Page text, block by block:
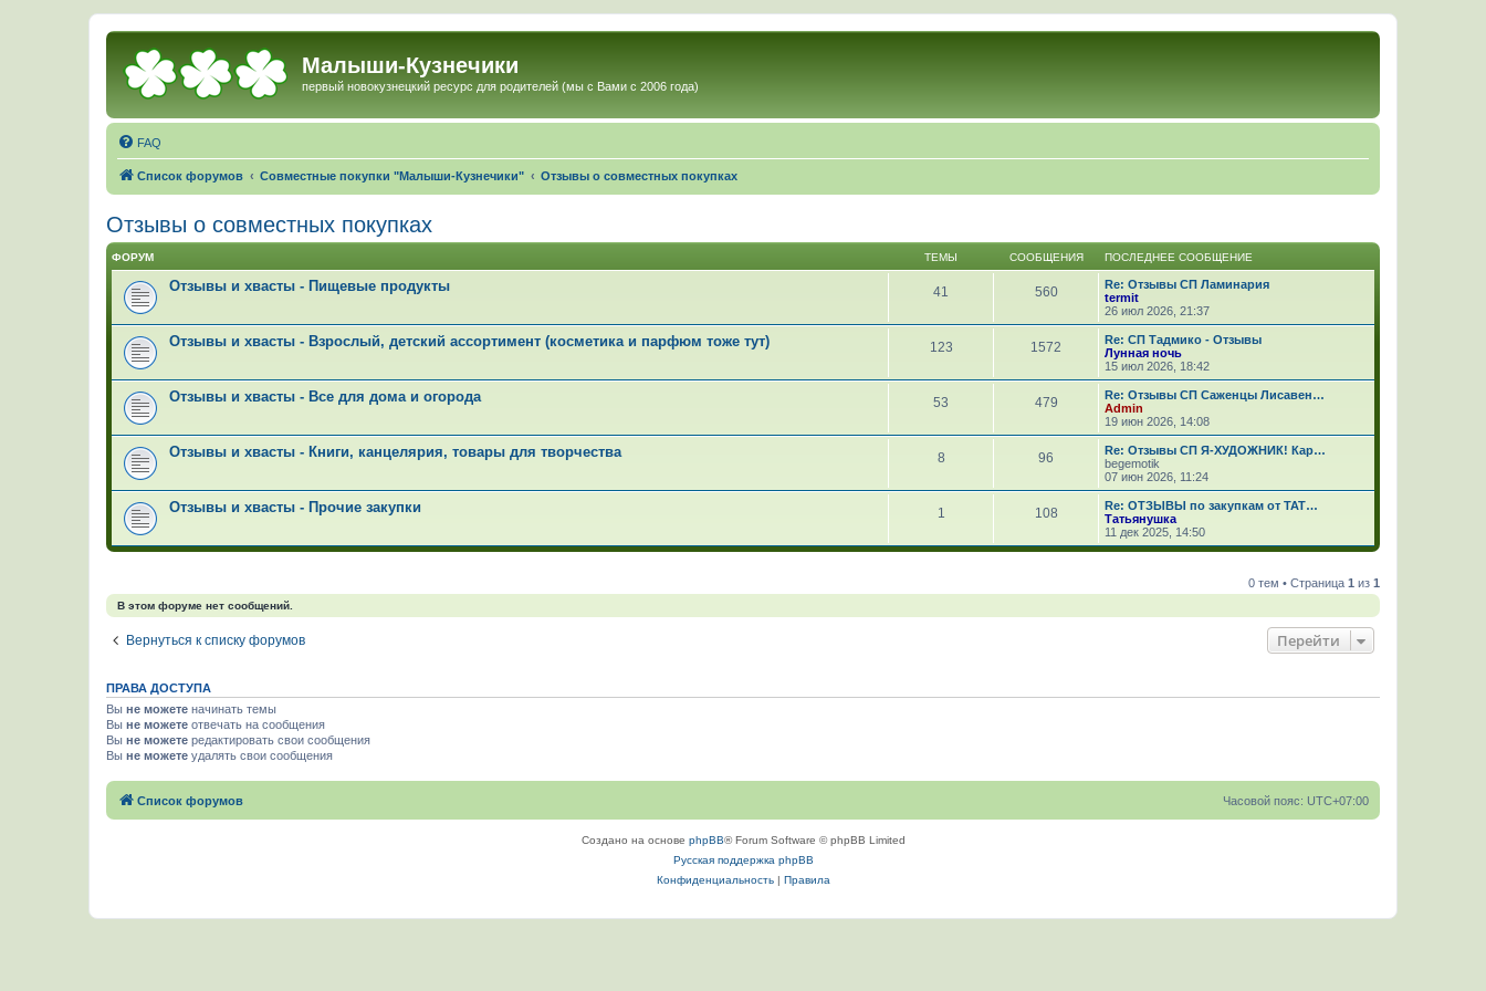
Малыши-Кузнечики
первый новокузнецкий ресурс для родителей (мы с Вами с 2006 года)
FAQ
Список форумов Совместные покупки "Малыши-Кузнечики" Отзывы о совместных покупках
Отзывы о совместных покупках
ФОРУМ ТЕМЫ СООБЩЕНИЯ ПОСЛЕДНЕЕ СООБЩЕНИЕ
Отзывы и хвасты - Пищевые продукты 41 560
Re: Отзывы СП Ламинария
termit
26 июл 2026, 21:37
Отзывы и хвасты - Взрослый, детский ассортимент (косметика и парфюм тоже тут) 123 1572
Re: СП Тадмико - Отзывы
Лунная ночь
15 июл 2026, 18:42
Отзывы и хвасты - Все для дома и огорода 53 479
Re: Отзывы СП Саженцы Лисавен…
Admin
19 июн 2026, 14:08
Отзывы и хвасты - Книги, канцелярия, товары для творчества 8 96
Re: Отзывы СП Я-ХУДОЖНИК! Кар…
begemotik
07 июн 2026, 11:24
Отзывы и хвасты - Прочие закупки 1 108
Re: ОТЗЫВЫ по закупкам от ТАТ…
Татьянушка
11 дек 2025, 14:50
0 тем • Страница 1 из 1
В этом форуме нет сообщений.
Вернуться к списку форумов Перейти
ПРАВА ДОСТУПА
Вы не можете начинать темы
Вы не можете отвечать на сообщения
Вы не можете редактировать свои сообщения
Вы не можете удалять свои сообщения
Список форумов Часовой пояс: UTC+07:00
Создано на основе phpBB® Forum Software © phpBB Limited
Русская поддержка phpBB
Конфиденциальность| Правила